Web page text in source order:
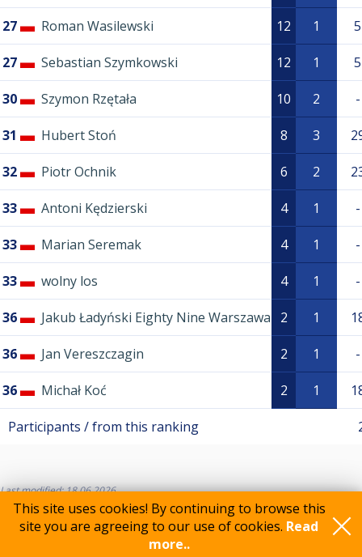
This site uses cookies! By continuing to browse this
site you are agreeing to our use of cookies. Read
more..
27 Roman Wasilewski 12 1 5
27 Sebastian Szymkowski 12 1 5
30 Szymon Rzętała 10 2 -
31 Hubert Stoń 8 3
32 Piotr Ochnik 6 2
33 Antoni Kędzierski 4 1 -
33 Marian Seremak 4 1 -
33 wolny los 4 1 -
36 Jakub Ładyński Eighty Nine Warszawa 2 1
36 Jan Vereszczagin 2 1 -
36 Michał Koć 2 1
Participants / from this ranking
Last modified: 18.06.2026
Feedback